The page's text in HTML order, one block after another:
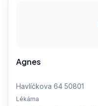
Agnes
Havlíčkova 64 50801
Lékárna